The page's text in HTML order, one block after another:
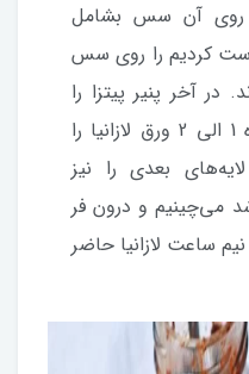
آن سس بشامل
کردیم را روی سس
در آخر پنیر پیتزا را
روی مواد می‌ریزیم و دوباره 1 الی 2 ورق لازانیا را
بعدی را نیز
می‌چینیم و درون فر
ساعت لازانیا حاضر